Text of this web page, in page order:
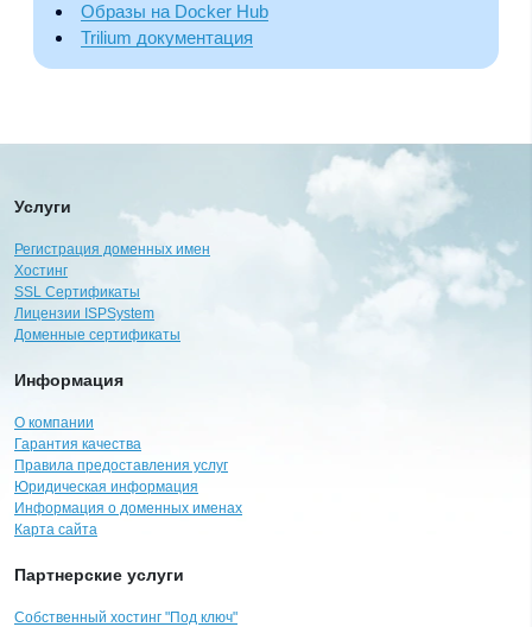
Образы на Docker Hub
Trilium документация
Услуги
Регистрация доменных имен
Хостинг
SSL Сертификаты
Лицензии ISPSystem
Доменные сертификаты
Информация
О компании
Гарантия качества
Правила предоставления услуг
Юридическая информация
Информация о доменных именах
Карта сайта
Партнерские услуги
Собственный хостинг "Под ключ"